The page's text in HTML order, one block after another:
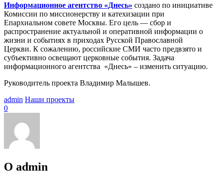
Информационное агентство «Днесь» создано по инициативе
Комиссии по миссионерству и катехизации при
Епархиальном совете Москвы. Его цель — сбор и
распространение актуальной и оперативной информации о
жизни и событиях в приходах Русской Православной
Церкви. К сожалению, российские СМИ часто предвзято и
субъективно освещают церковные события. Задача
информационного агентства «Днесь» – изменить ситуацию.
Руководитель проекта Владимир Малышев.
admin Наши проекты
0
О admin